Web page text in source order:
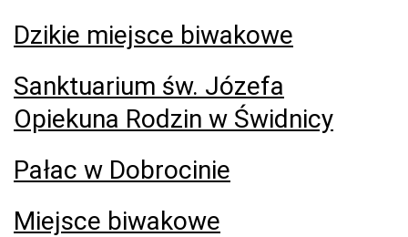
Dzikie miejsce biwakowe
Sanktuarium św. Józefa
Opiekuna Rodzin w Świdnicy
Pałac w Dobrocinie
Miejsce biwakowe